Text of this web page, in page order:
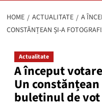
HOME ACTUALITATE
A
CONSTĂNȚEAN ȘI-A
Actualitate
A început
Un
buletinul de vot